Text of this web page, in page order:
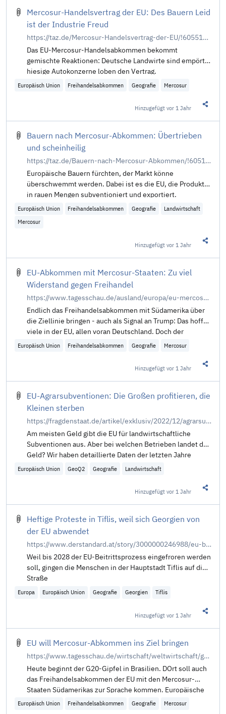
Mercosur-Handelsvertrag der EU: Des Bauern Leid
ist der Industrie Freud
https://taz.de/Mercosur-Handelsvertrag-der-EU/!6055186/
Das EU-Mercosur-Handelsabkommen bekommt
gemischte Reaktionen: Deutsche Landwirte sind empört,
hiesige Autokonzerne loben den Vertrag.
Europäisch Union Freihandelsabkommen Geografie Mercosur
Hinzugefügtvor 1 Jahr
Bauern nach Mercosur-Abkommen: Übertrieben
und scheinheilig
https://taz.de/Bauern-nach-Mercosur-Abkommen/!6051524/
Europäische Bauern fürchten, der Markt könne
überschwemmt werden. Dabei ist es die EU, die Produkte
in rauen Mengen subventioniert und exportiert.
Europäisch Union Freihandelsabkommen Geografie
Landwirtschaft
Mercosur
Hinzugefügtvor 1 Jahr
EU-Abkommen mit Mercosur-Staaten: Zu viel
Widerstand gegen Freihandel
https://www.tagesschau.de/ausland/europa/eu-mercosur-abkommen-104.html
Endlich das Freihandelsabkommen mit Südamerika über
die Ziellinie bringen - auch als Signal an Trump: Das hoffen
viele in der EU, allen voran Deutschland. Doch der
Widerstand ist groß - zu groß? Von Jakob Mayr.
Europäisch Union Freihandelsabkommen Geografie Mercosur
Hinzugefügtvor 1 Jahr
EU-Agrarsubventionen: Die Großen profitieren, die
Kleinen sterben
https://fragdenstaat.de/artikel/exklusiv/2022/12/agrarsubventionen-die-grossen-profitieren-die-kleinen-sterben/
Am meisten Geld gibt die EU für landwirtschaftliche
Subventionen aus. Aber bei welchen Betrieben landet das
Geld? Wir haben detaillierte Daten der letzten Jahre
gesammelt und mit unseren nationalen wie
Europäisch Union GeoQ2 Geografie Landwirtschaft
Hinzugefügtvor 1 Jahr
Heftige Proteste in Tiflis, weil sich Georgien von
der EU abwendet
https://www.derstandard.at/story/3000000246988/eu-beitrittsverz246gerung-ausschreitungen-bei-protesten-in-georgien
Weil bis 2028 der EU-Beitrittsprozess eingefroren werden
soll, gingen die Menschen in der Hauptstadt Tiflis auf die
Straße
Europa Europäisch Union Geografie Georgien Tiflis
Hinzugefügtvor 1 Jahr
EU will Mercosur-Abkommen ins Ziel bringen
https://www.tagesschau.de/wirtschaft/weltwirtschaft/g20-gipfel-brasilien-mercosur-100.html
Heute beginnt der G20-Gipfel in Brasilien. DOrt soll auch
das Freihandelsabkommen der EU mit den Mercosur-
Staaten Südamerikas zur Sprache kommen. Europäische
Unternehmen sollen davon massiv profitieren. Doch es
Europäisch Union Freihandelsabkommen Geografie Mercosur